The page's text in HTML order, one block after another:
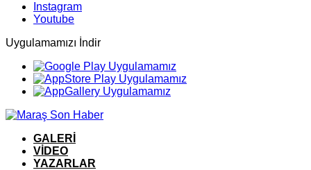
Instagram
Youtube
Uygulamamızı İndir
GALERİ
VİDEO
YAZARLAR